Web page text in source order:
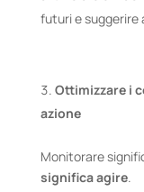
futuri e suggerire
Ottimizzare i
azione
Monitorare
significa agire.